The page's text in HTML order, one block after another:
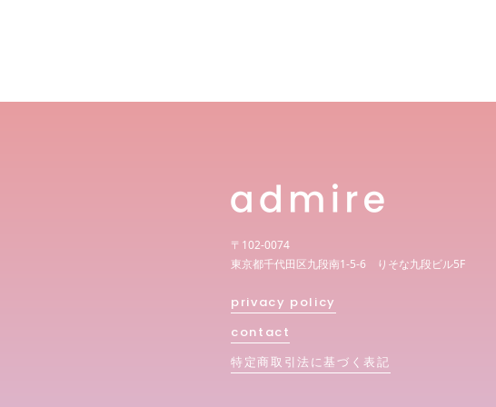
〒102-0074
東京都千代田区九段南1-5-6 りそな九段ビル5F
privacy policy
contact
特定商取引法に基づく表記